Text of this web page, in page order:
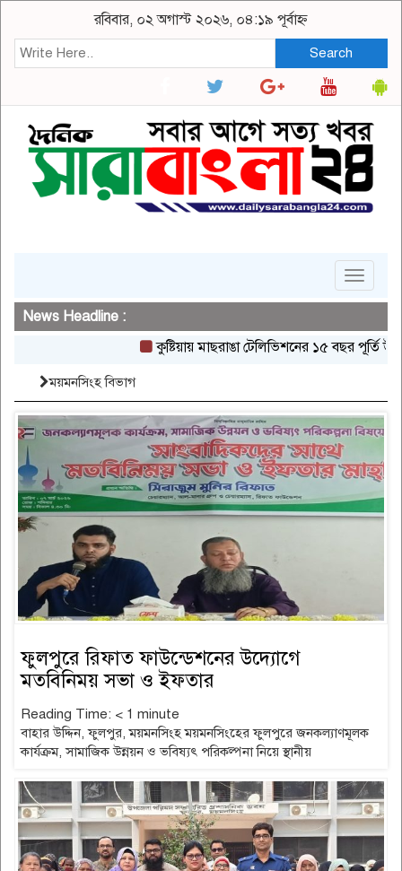
রবিবার, ০২ অগাস্ট ২০২৬, ০৪:১৯ পূর্বাহ্ন
Search
Toggle
News Headline :
কুষ্টিয়ায় মাছরাঙা টেলিভিশনের ১৫ বছর পূর্তি উদযাপন
ময়মনসিংহ বিভাগ
ফুলপুরে রিফাত ফাউন্ডেশনের উদ্যোগে
মতবিনিময় সভা ও ইফতার
Reading Time: < 1 minute
বাহার উদ্দিন, ফুলপুর, ময়মনসিংহ ময়মনসিংহের ফুলপুরে জনকল্যাণমূলক
কার্যক্রম, সামাজিক উন্নয়ন ও ভবিষ্যৎ পরিকল্পনা নিয়ে স্থানীয়